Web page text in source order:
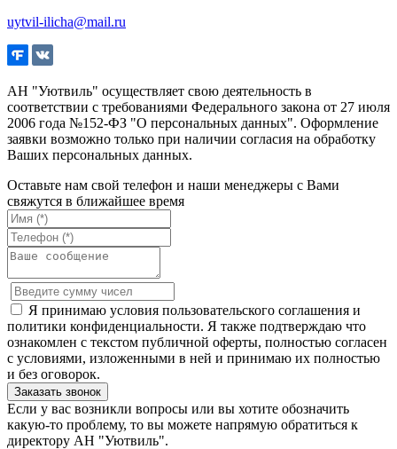
uytvil-ilicha@mail.ru
АН "Уютвиль" осуществляет свою деятельность в
соответствии с требованиями Федерального закона от 27 июля
2006 года №152-ФЗ "О персональных данных". Оформление
заявки возможно только при наличии согласия на обработку
Ваших персональных данных.
Оставьте нам свой телефон и наши менеджеры с Вами
свяжутся в ближайшее время
Я принимаю условия пользовательского соглашения и
политики конфиденциальности. Я также подтверждаю что
ознакомлен с текстом публичной оферты, полностью согласен
с условиями, изложенными в ней и принимаю их полностью
и без оговорок.
Если у вас возникли вопросы или вы хотите обозначить
какую-то проблему, то вы можете напрямую обратиться к
директору АН "Уютвиль".